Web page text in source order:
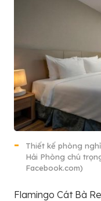
Thiết kế phòng
Hải Phòng chú
Facebook.com)
Flamingo Cát Bà